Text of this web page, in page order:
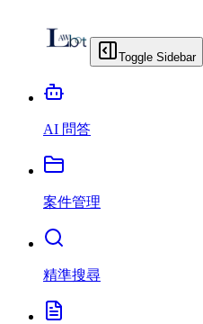
Toggle Sidebar
AI 問答
案件管理
精準搜尋